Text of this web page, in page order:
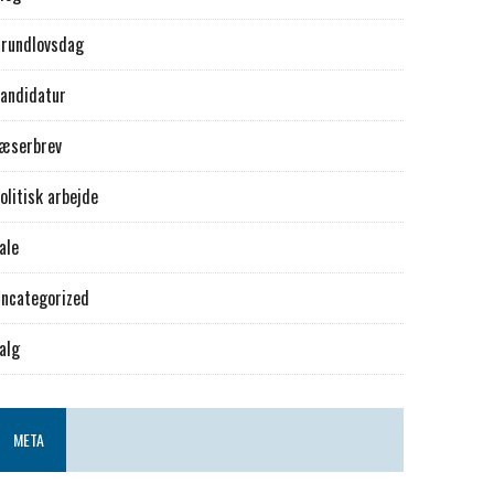
arbejde
META